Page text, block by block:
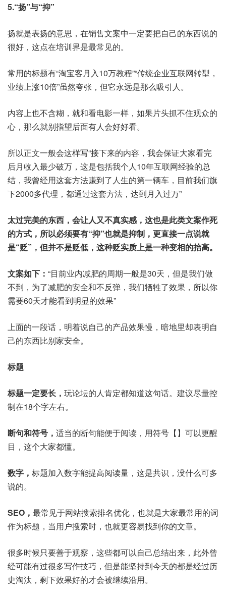
5.“扬”与“抑”
扬就是表扬的意思，在销售文案中一定要把自己的东西说的
很好，这点在培训界是最常见的。
常用的标题有“淘宝客月入10万教程”“传统企业互联网转型，
业绩上涨10倍”虽然夸张，但它永远是那么吸引人。
内容上也不含糊，就和看电影一样，如果片头抓不住观众的
心，那么就别指望后面有人会好好看。
所以正文一般会这样写“接下来的内容，我会保证大家看完
后月收入最少破万，这是包括我个人10年互联网经验的总
结，我曾经用这套方法赚到了人生的第一辆车，目前我们旗
下2000多代理，都通过这套方法，达到月入过万”
太过完美的东西，会让人又不真实感，这也是此类文案作死
的方式，所以必须要有“抑”也就是抑制，更直接一点说就
是“贬”，但并不是贬低，这种贬实质上是一种变相的抬高。
文案如下： “目前业内减肥的周期一般是30天，但是我们做
不到，为了减肥的安全和不反弹，我们牺牲了效果，所以你
需要60天才能看到明显的效果”
上面的一段话，明着说自己的产品效果慢，暗地里却表明自
己的东西比别家安全。
标题
标题一定要长， 玩论坛的人肯定都知道这句话。建议尽量控
制在18个字左右。
断句和符号， 适当的断句能便于阅读，用符号【】可以更醒
目，这个大家都懂。
数字， 标题加入数字能提高阅读量，这是共识，没什么可多
说的。
SEO， 最常见于网站搜索排名优化，也就是大家最常用的词
作为标题，当用户搜索时，也就更容易找到你的文章。
很多时候只要善于观察，这些都可以自己总结出来，此外曾
经可能有过很多写作技巧，但是能坚持到今天的都是经过历
史淘汰，剩下效果好的才会被继续沿用。